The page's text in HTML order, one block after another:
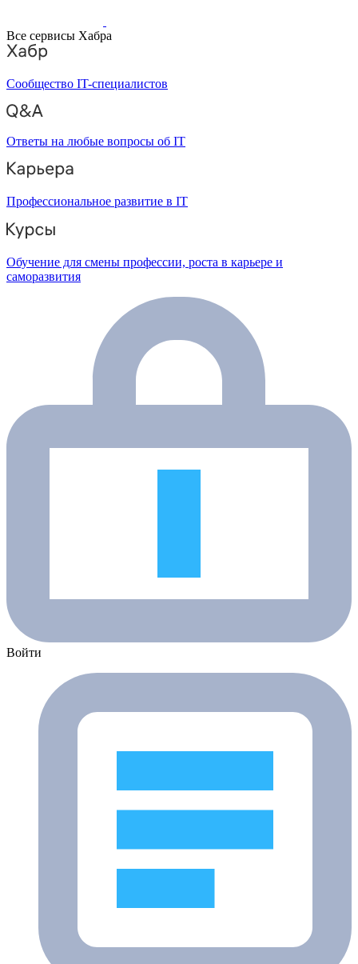
Все сервисы Хабра
Сообщество IT-специалистов
Ответы на любые вопросы об IT
Профессиональное развитие в IT
Обучение для смены профессии, роста в карьере и
саморазвития
Войти